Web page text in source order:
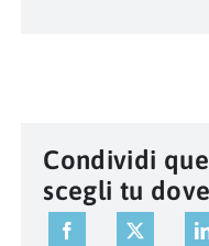
Condividi
scegli tu